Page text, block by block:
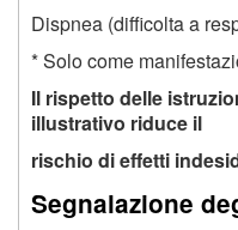
Dispnea (difficolta a
* Solo come
Il rispetto delle
illustrativo riduce il
rischio di effetti
Segnalazione